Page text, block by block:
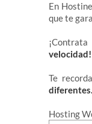
En
que te
velocidad!
Te
diferentes.
Hosting